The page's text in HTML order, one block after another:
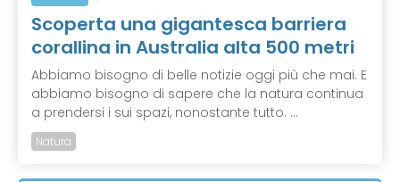
Scoperta una gigantesca barriera
corallina in Australia alta 500 metri
Abbiamo bisogno di belle notizie oggi più che mai. E
abbiamo bisogno di sapere che la natura continua
a prendersi i sui spazi, nonostante tutto. ...
Natura